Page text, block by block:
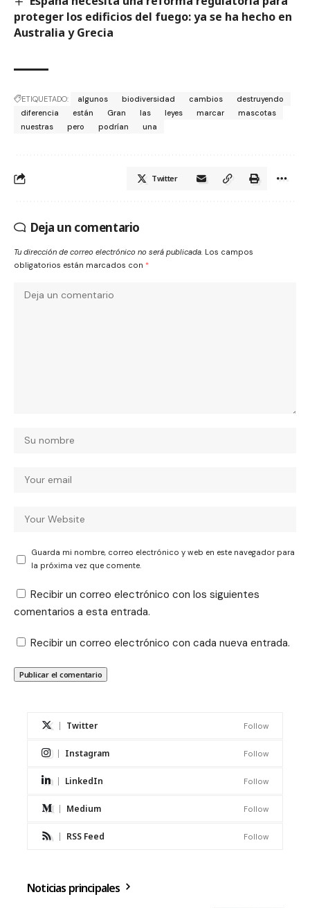
proteger los edificios del fuego: ya se ha hecho en
Australia y Grecia
ETIQUETADO: algunos biodiversidad cambios
destruyendo
diferencia
están Gran las leyes marcar
mascotas
nuestras
pero podrían una
Twitter
Deja un comentario
Tu dirección de correo electrónico no será publicada. Los campos
obligatorios están marcados con *
Guarda mi nombre, correo electrónico y web en este navegador para
la próxima vez que comente.
Recibir un correo electrónico con los siguientes
comentarios a esta entrada.
Recibir un correo electrónico con cada nueva entrada.
Twitter Follow
Instagram Follow
LinkedIn Follow
Medium Follow
RSS Feed Follow
Noticias principales